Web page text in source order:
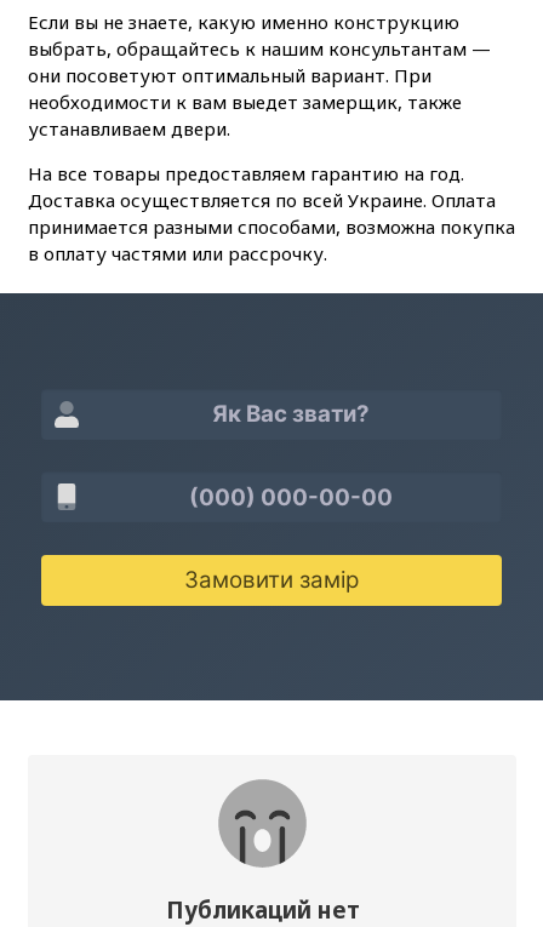
Если вы не знаете, какую именно конструкцию
выбрать, обращайтесь к нашим консультантам —
они посоветуют оптимальный вариант. При
необходимости к вам выедет замерщик, также
устанавливаем двери.
На все товары предоставляем гарантию на год.
Доставка осуществляется по всей Украине. Оплата
принимается разными способами, возможна покупка
в оплату частями или рассрочку.
Замовити замір
Публикаций нет